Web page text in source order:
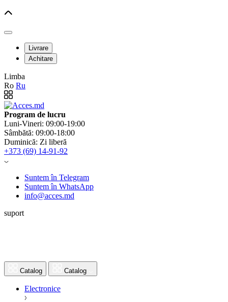
Livrare
Achitare
Limba
Ro Ru
Program de lucru
Luni-Vineri: 09:00-19:00
Sâmbătă: 09:00-18:00
Duminică: Zi liberă
+373 (69) 14-91-92
Suntem în Telegram
Suntem în WhatsApp
info@acces.md
suport
Catalog Catalog
Electronice